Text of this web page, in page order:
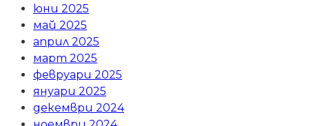
юни 2025
май 2025
април 2025
март 2025
февруари 2025
януари 2025
декември 2024